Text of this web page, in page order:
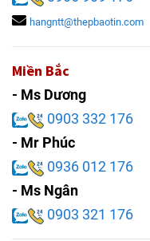
hangntt@thepbaotin.com
Miền Bắc
- Ms Dương
0903 332 176
- Mr Phúc
0936 012 176
- Ms Ngân
0903 321 176